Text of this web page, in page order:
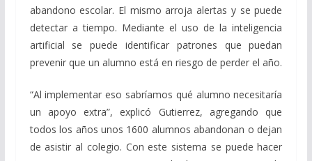
abandono escolar. El mismo arroja alertas y se puede
detectar a tiempo. Mediante el uso de la inteligencia
artificial se puede identificar patrones que puedan
prevenir que un alumno está en riesgo de perder el año.
“Al implementar eso sabríamos qué alumno necesitaría
un apoyo extra”, explicó Gutierrez, agregando que
todos los años unos 1600 alumnos abandonan o dejan
de asistir al colegio. Con este sistema se puede hacer